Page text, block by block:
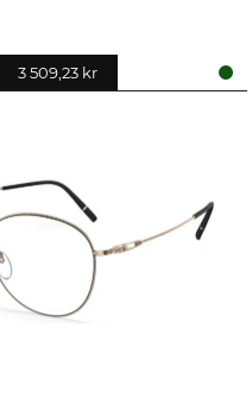
3 509,23 kr